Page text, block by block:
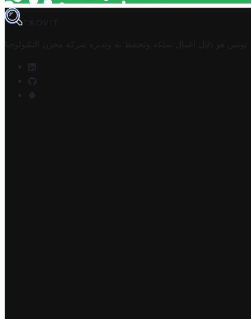
TROVIT
تونس هو دليل أعمال تملكه وتحتفظ به وتديره شركة مخزن التكنولوجيا